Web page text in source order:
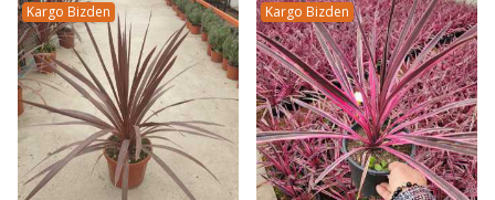
Kargo Bizden Kargo Bizden